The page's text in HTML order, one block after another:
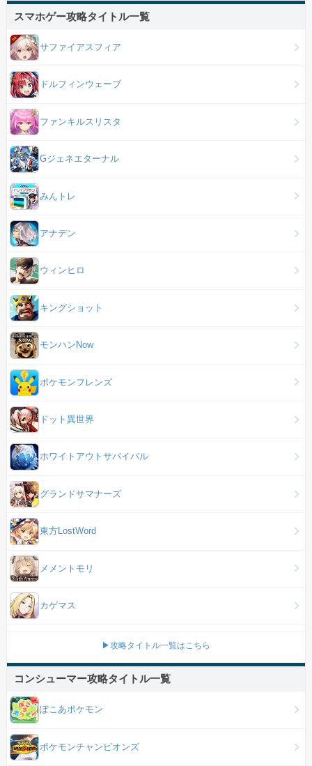
スマホゲー攻略タイトル一覧
サファイアスフィア
ドルフィンウェーブ
ファンキルスリスタ
Gジェネエターナル
みんトレ
アナデン
ウィンヒロ
キングショット
モンハンNow
ポケモンフレンズ
ドット異世界
ホワイトアウトサバイバル
グランドサマナーズ
東方LostWord
メメントモリ
カゲマス
▶攻略タイトル一覧はこちら
コンシューマー攻略タイトル一覧
ぽこあポケモン
ポケモンチャンピオンズ